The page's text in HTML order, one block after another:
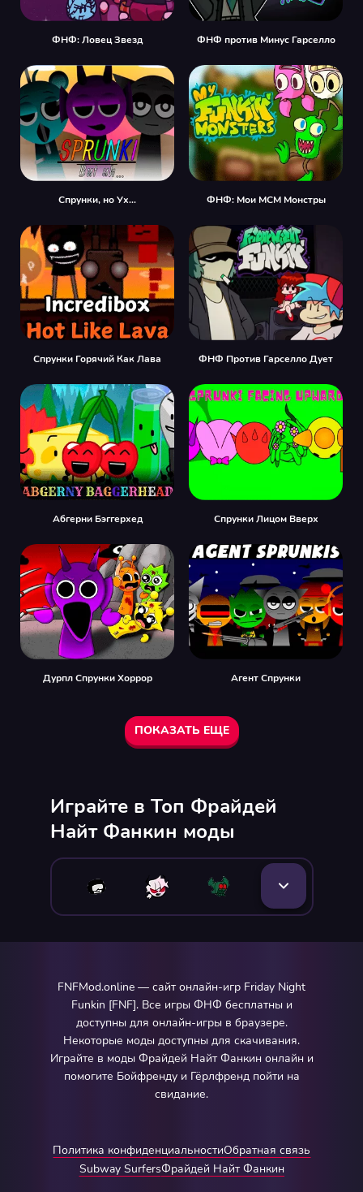
ФНФ: Ловец Звезд ФНФ против Минус Гарселло
Спрунки, но Ух... ФНФ: Мои МСМ Монстры
Спрунки Горячий Как Лава ФНФ Против Гарселло Дует
Абгерни Бэггерхед Спрунки Лицом Вверх
Дурпл Спрунки Хоррор Агент Спрунки
ПОКАЗАТЬ ЕЩЕ
Играйте в Топ Фрайдей
Найт Фанкин моды
FNFMod.online — сайт онлайн-игр Friday Night
Funkin [FNF]. Все игры ФНФ бесплатны и
доступны для онлайн-игры в браузере.
Некоторые моды доступны для скачивания.
Играйте в моды Фрайдей Найт Фанкин онлайн и
помогите Бойфренду и Гёрлфренд пойти на
свидание.
Политика конфиденциальностиОбратная связь
Subway SurfersФрайдей Найт Фанкин